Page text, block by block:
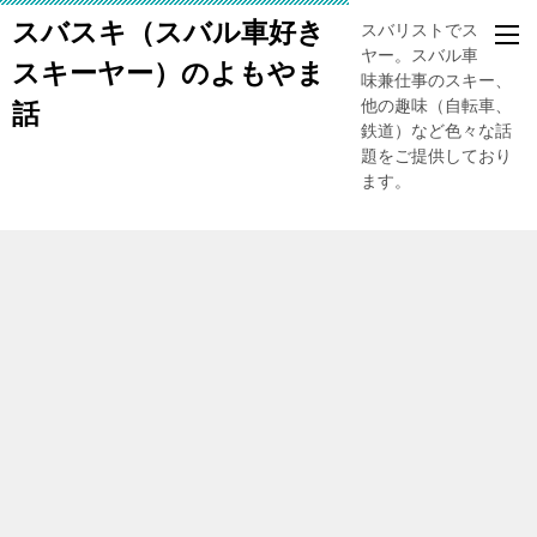
スバスキ（スバル車好き
スキーヤー）のよもやま
話
スバリストでスキー
ヤー。スバル車、趣
味兼仕事のスキー、
他の趣味（自転車、
鉄道）など色々な話
題をご提供しており
ます。